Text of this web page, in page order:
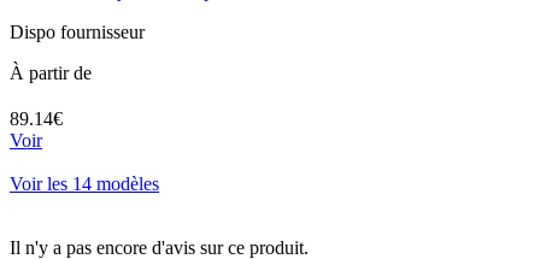
Dispo fournisseur
À partir de
89.14€
Voir
Voir les 14 modèles
Il n'y a pas encore d'avis sur ce produit.